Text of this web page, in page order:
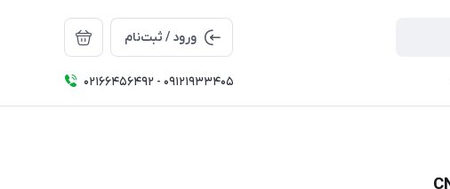
ورود / ثبت‌نام
02166456492 - 09121933405